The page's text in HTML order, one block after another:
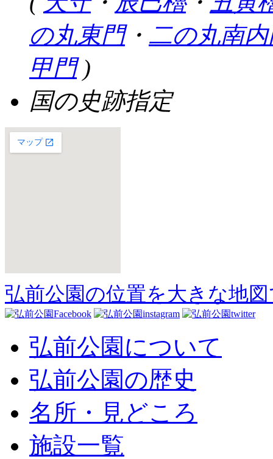
の丸東門・ 二の丸南
甲門)
国の史跡指定
弘前公園の位置を大きな地
弘前公園について
弘前公園の歴史
名所・見どころ
施設一覧